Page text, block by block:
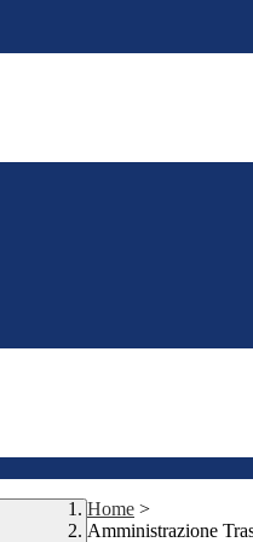
Home >
Amministrazione